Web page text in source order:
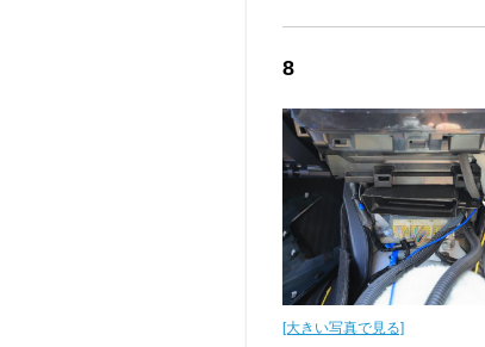
8
[大きい写真で見る]